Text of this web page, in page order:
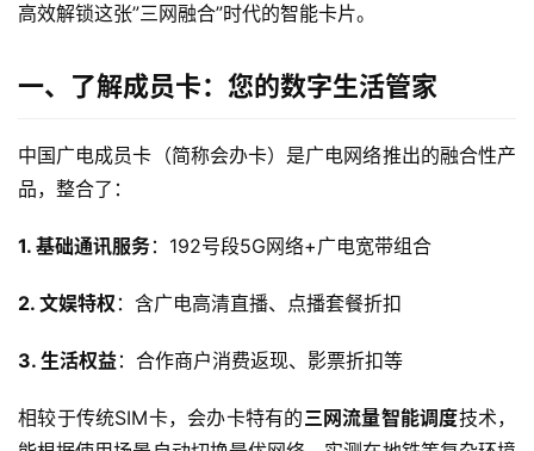
高效解锁这张”三网融合”时代的智能卡片。
一、了解成员卡：您的数字生活管家
中国广电成员卡（简称会办卡）是广电网络推出的融合性产
品，整合了：
1. 基础通讯服务：192号段5G网络+广电宽带组合
2. 文娱特权 ：含广电高清直播、点播套餐折扣
3. 生活权益：合作商户消费返现、影票折扣等
相较于传统SIM卡，会办卡特有的三网流量智能调度技术，